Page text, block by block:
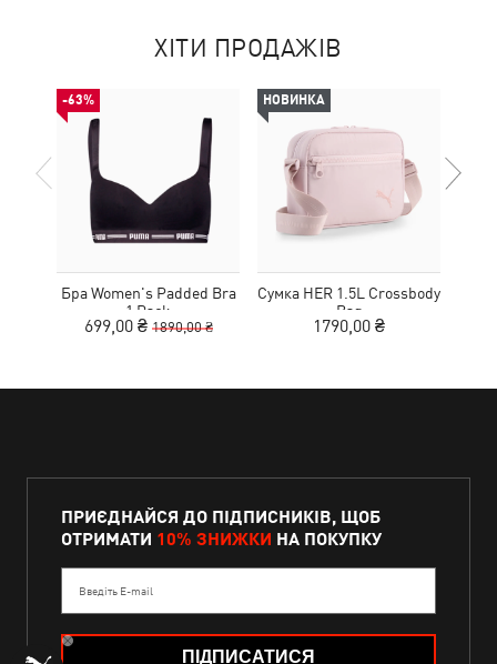
ХІТИ ПРОДАЖІВ
-63%
Бра Women's Padded Bra
1 Pack
699,00 ₴ 1890,00 ₴
НОВИНКА
Сумка HER 1.5L Crossbody
Bag
1790,00 ₴
ПРИЄДНАЙСЯ ДО ПІДПИСНИКІВ, ЩОБ
ОТРИМАТИ 10% ЗНИЖКИ НА ПОКУПКУ
Введіть E-mail
ПІДПИСАТИСЯ